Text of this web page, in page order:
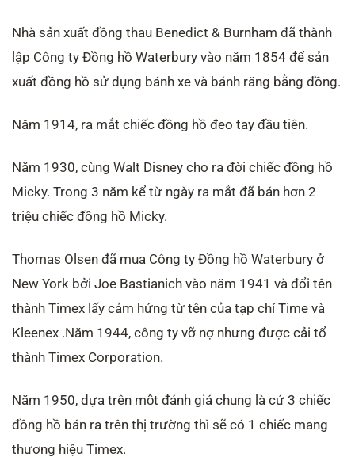
Nhà sản xuất đồng thau Benedict & Burnham đã thành
lập Công ty Đồng hồ Waterbury vào năm 1854 để sản
xuất đồng hồ sử dụng bánh xe và bánh răng bằng đồng.
Năm 1914, ra mắt chiếc đồng hồ đeo tay đầu tiên.
Năm 1930, cùng Walt Disney cho ra đời chiếc đồng hồ
Micky. Trong 3 năm kể từ ngày ra mắt đã bán hơn 2
triệu chiếc đồng hồ Micky.
Thomas Olsen đã mua Công ty Đồng hồ Waterbury ở
New York bởi Joe Bastianich vào năm 1941 và đổi tên
thành Timex lấy cảm hứng từ tên của tạp chí Time và
Kleenex .Năm 1944, công ty vỡ nợ nhưng được cải tổ
thành Timex Corporation.
Năm 1950, dựa trên một đánh giá chung là cứ 3 chiếc
đồng hồ bán ra trên thị trường thì sẽ có 1 chiếc mang
thương hiệu Timex.